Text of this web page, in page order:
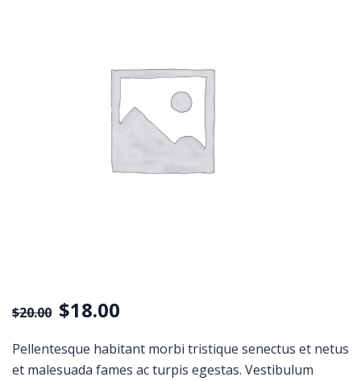
$20.00 $18.00
Pellentesque habitant morbi tristique senectus et netus
et malesuada fames ac turpis egestas. Vestibulum